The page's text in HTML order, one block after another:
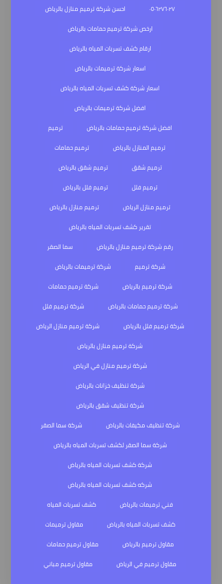
٠٥٠٦٢٧٦٠٢٧
احسن شركة ترميم منازل بالرياض
ارخص شركة ترميم حمامات بالرياض
ارقام كشف تسربات المياه بالرياض
اسعار شركة ترميمات بالرياض
اسعار شركة كشف تسربات المياه بالرياض
افضل شركة ترميمات بالرياض
افضل شركة ترميم حمامات بالرياض
ترميم
ترميم المنازل بالرياض
ترميم حمامات
ترميم شقق
ترميم شقق بالرياض
ترميم فلل
ترميم فلل بالرياض
ترميم منازل الرياض
ترميم منازل بالرياض
تقرير كشف تسربات المياه بالرياض
رقم شركة ترميم منازل بالرياض
سما الصقر
شركة ترميم
شركة ترميمات بالرياض
شركة ترميم بالرياض
شركة ترميم حمامات
شركة ترميم حمامات بالرياض
شركة ترميم فلل
شركة ترميم فلل بالرياض
شركة ترميم منازل الرياض
شركة ترميم منازل بالرياض
شركة ترميم منازل في الرياض
شركة تنظيف خزانات بالرياض
شركة تنظيف شقق بالرياض
شركة تنظيف مكيفات بالرياض
شركة سما الصقر
شركة سما الصقر لكشف تسربات المياه بالرياض
شركة كشف تسربات المياه بالرياض
شركه كشف تسربات المياه بالرياض
فني ترميمات بالرياض
كشف تسربات المياه
كشف تسربات المياه بالرياض
مقاول ترميمات
مقاول ترميم بالرياض
مقاول ترميم حمامات
مقاول ترميم في الرياض
مقاول ترميم مباني